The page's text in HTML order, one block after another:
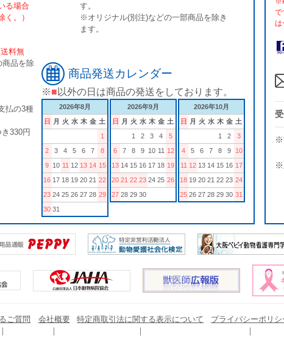
る場合
。）
料無
品を除
払の3種
330円
す。
※オリジナル(別注)などの一部商品を除き
ます。
商品発送カレンダー
※■ 以外の日は商品の発送をしております。
2026年8月
日
月 火 水 木 金 土
1
2
3 4 5 6 7
8
9 10 11 12 13 14 15
16 17 18 19 20 21 22
23 24 25 26 27 28 29
30 31
2026年9月
日
月 火 水 木 金 土
1
2 3 4
5
6
7 8 9 10 11 12
13 14 15 16 17 18 19
20 21 22 23 24 25 26
27 28 29 30
2026年10月
日
月 火 水 木 金 土
1
2
3
4
5 6 7 8 9
10
11 12 13 14 15 16 17
18 19 20 21 22 23 24
25 26 27 28 29 30 31
で
は
※
※
ご質問 会社概要 特定商取引法に関する表示について プライバシーポリシ